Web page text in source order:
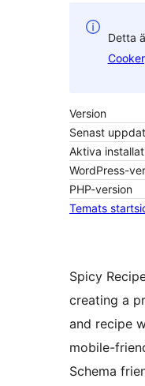
Detta
Version
Senast
Aktiva
WordPress-
PHP-version
Temats
Spicy
creating a
and recipe
mobile-
Schema